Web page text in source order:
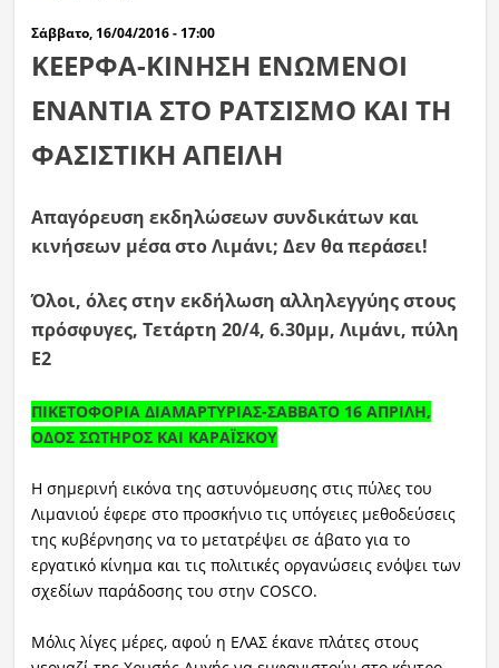
Σάββατο, 16/04/2016 - 17:00
ΚΕΕΡΦΑ-ΚΙΝΗΣΗ ΕΝΩΜΕΝΟΙ
ΕΝΑΝΤΙΑ ΣΤΟ ΡΑΤΣΙΣΜΟ ΚΑΙ ΤΗ
ΦΑΣΙΣΤΙΚΗ ΑΠΕΙΛΗ
Απαγόρευση εκδηλώσεων συνδικάτων και
κινήσεων μέσα στο Λιμάνι; Δεν θα περάσει!
Όλοι, όλες στην εκδήλωση αλληλεγγύης στους
πρόσφυγες, Τετάρτη 20/4, 6.30μμ, Λιμάνι, πύλη
Ε2
ΠΙΚΕΤΟΦΟΡΙΑ ΔΙΑΜΑΡΤΥΡΙΑΣ-ΣΑΒΒΑΤΟ 16 ΑΠΡΙΛΗ,
ΟΔΟΣ ΣΩΤΗΡΟΣ ΚΑΙ ΚΑΡΑΪΣΚΟΥ
Η σημερινή εικόνα της αστυνόμευσης στις πύλες του
Λιμανιού έφερε στο προσκήνιο τις υπόγειες μεθοδεύσεις
της κυβέρνησης να το μετατρέψει σε άβατο για το
εργατικό κίνημα και τις πολιτικές οργανώσεις ενόψει των
σχεδίων παράδοσης του στην COSCO.
Μόλις λίγες μέρες, αφού η ΕΛΑΣ έκανε πλάτες στους